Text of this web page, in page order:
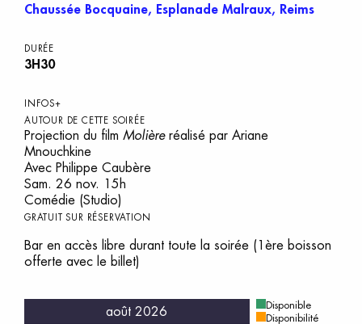
Chaussée Bocquaine, Esplanade Malraux, Reims
DURÉE
3H30
INFOS+
AUTOUR DE CETTE SOIRÉE
Projection du film Molière réalisé par Ariane
Mnouchkine
Avec Philippe Caubère
Sam. 26 nov. 15h
Comédie (Studio)
GRATUIT SUR RÉSERVATION
Bar en accès libre durant toute la soirée (1ère boisson
offerte avec le billet)
août 2026
Disponible
Disponibilité